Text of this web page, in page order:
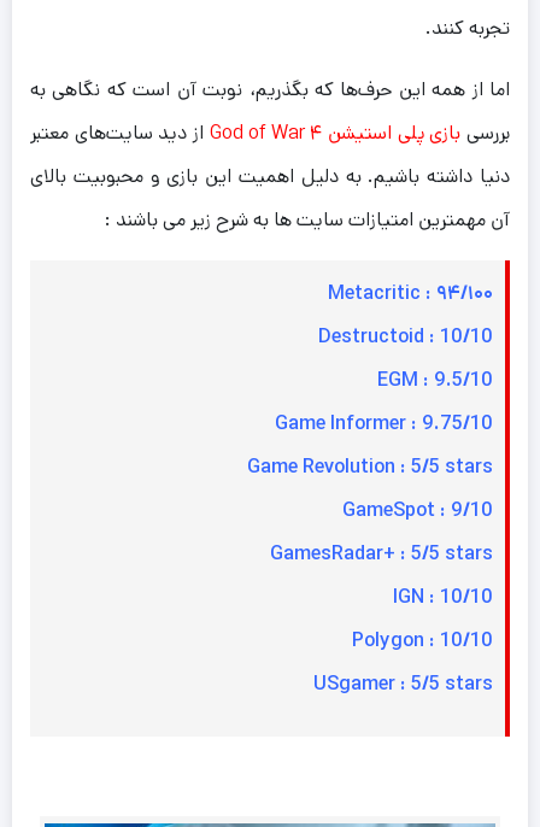
تجربه کنند.
اما از همه این حرف‌ها که بگذریم، نوبت آن است که نگاهی به
بررسی بازی پلی استیشن ۴ God of War
از دید سایت‌های معتبر
دنیا داشته باشیم. به دلیل اهمیت این بازی و محبوبیت بالای
آن مهمترین امتیازات سایت ها به شرح زیر می باشند :
۹۴/۱۰۰ : Metacritic
Destructoid : 10/10
EGM : 9.5/10
Game Informer : 9.75/10
Game Revolution : 5/5 stars
GameSpot : 9/10
GamesRadar+ : 5/5 stars
IGN : 10/10
Polygon : 10/10
USgamer : 5/5 stars